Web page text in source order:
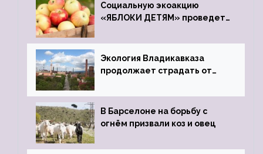
Социальную экоакцию
«ЯБЛОКИ ДЕТЯМ» проведет
Экология Владикавказа
продолжает страдать от
В Барселоне на борьбу с
огнём призвали коз и овец